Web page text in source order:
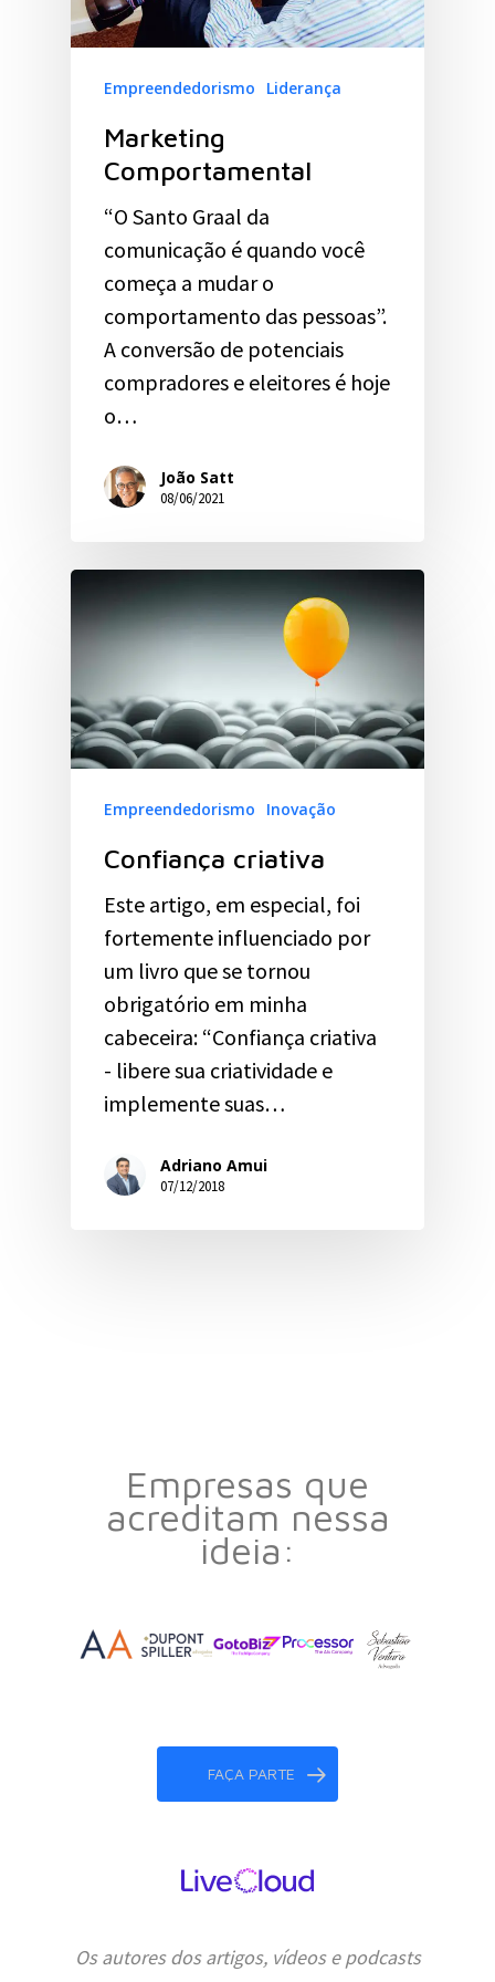
Empreendedorismo Liderança
Marketing
Comportamental
“O Santo Graal da
comunicação é quando você
começa a mudar o
comportamento das pessoas”.
A conversão de potenciais
compradores e eleitores é hoje
o…
João Satt
08/06/2021
Empreendedorismo Inovação
Confiança criativa
Este artigo, em especial, foi
fortemente influenciado por
um livro que se tornou
obrigatório em minha
cabeceira: “Confiança criativa
- libere sua criatividade e
implemente suas…
Adriano Amui
07/12/2018
Empresas que
acreditam nessa
ideia:
FAÇA PARTE
Os autores dos artigos, vídeos e podcasts